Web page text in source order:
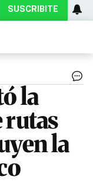
SUSCRIBITE
la
la